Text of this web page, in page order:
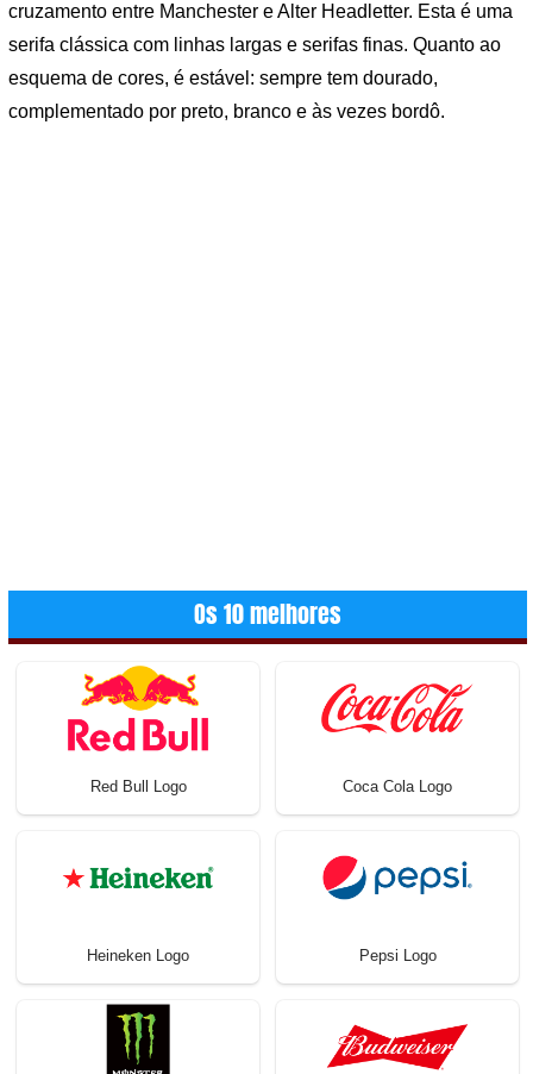
cruzamento entre Manchester e Alter Headletter. Esta é uma
serifa clássica com linhas largas e serifas finas. Quanto ao
esquema de cores, é estável: sempre tem dourado,
complementado por preto, branco e às vezes bordô.
Os 10 melhores
Red Bull Logo Coca Cola Logo
Heineken Logo Pepsi Logo